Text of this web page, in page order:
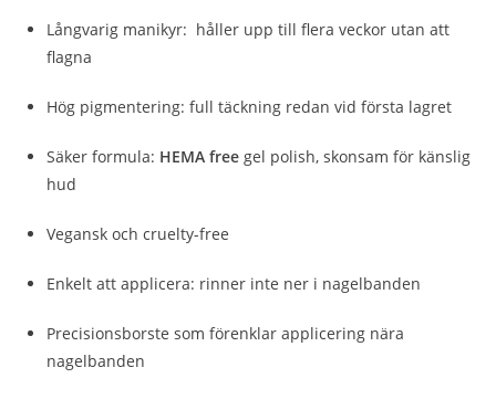
Långvarig manikyr: håller upp till flera veckor utan att
flagna
Hög pigmentering: full täckning redan vid första lagret
Säker formula: HEMA freegel polish, skonsam för känslig
hud
Vegansk och cruelty-free
Enkelt att applicera: rinner inte ner i nagelbanden
Precisionsborste som förenklar applicering nära
nagelbanden